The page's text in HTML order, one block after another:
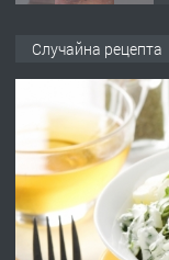
ПРЕДЛАГА
Случайна рецепта